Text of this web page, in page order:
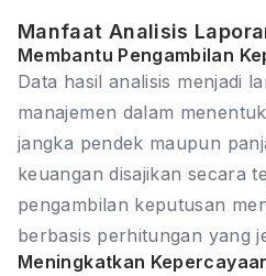
Manfaat Analisis
Membantu Pengambilan
Data hasil analisis menjadi
manajemen dalam
jangka pendek maupun
keuangan disajikan secara
pengambilan keputusan
berbasis perhitungan yang
Meningkatkan